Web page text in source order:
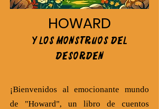
HOWARD
Y LOS MONSTRUOS DEL
DESORDEN
¡Bienvenidos al emocionante mundo
de "Howard", un libro de cuentos